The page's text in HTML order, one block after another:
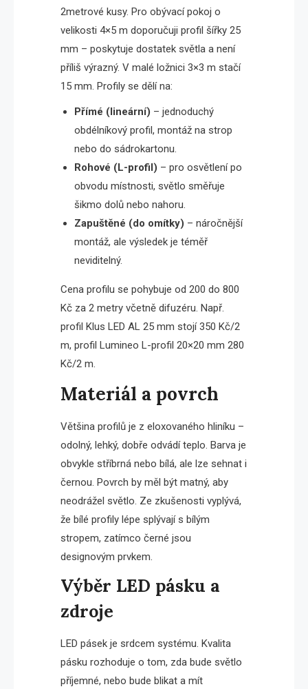
2metrové kusy. Pro obývací pokoj o
velikosti 4×5 m doporučuji profil šířky 25
mm – poskytuje dostatek světla a není
příliš výrazný. V malé ložnici 3×3 m stačí
15 mm. Profily se dělí na:
Přímé (lineární) – jednoduchý
obdélníkový profil, montáž na strop
nebo do sádrokartonu.
Rohové (L-profil) – pro osvětlení po
obvodu místnosti, světlo směřuje
šikmo dolů nebo nahoru.
Zapuštěné (do omítky) – náročnější
montáž, ale výsledek je téměř
neviditelný.
Cena profilu se pohybuje od 200 do 800
Kč za 2 metry včetně difuzéru. Např.
profil Klus LED AL 25 mm stojí 350 Kč/2
m, profil Lumineo L-profil 20×20 mm 280
Kč/2 m.
Materiál a povrch
Většina profilů je z eloxovaného hliníku –
odolný, lehký, dobře odvádí teplo. Barva je
obvykle stříbrná nebo bílá, ale lze sehnat i
černou. Povrch by měl být matný, aby
neodrážel světlo. Ze zkušenosti vyplývá,
že bílé profily lépe splývají s bílým
stropem, zatímco černé jsou
designovým prvkem.
Výběr LED pásku a
zdroje
LED pásek je srdcem systému. Kvalita
pásku rozhoduje o tom, zda bude světlo
příjemné, nebo bude blikat a mít